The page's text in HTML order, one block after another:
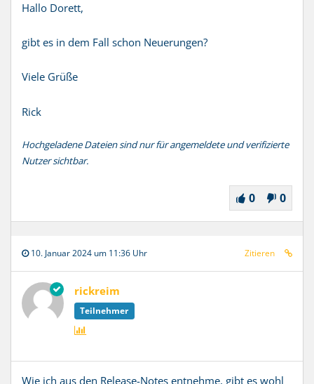
Hallo Dorett,
gibt es in dem Fall schon Neuerungen?
Viele Grüße
Rick
Hochgeladene Dateien sind nur für angemeldete und verifizierte
Nutzer sichtbar.
0 0
10. Januar 2024 um 11:36 Uhr Zitieren
rickreim
Teilnehmer
Wie ich aus den Release-Notes entnehme, gibt es wohl